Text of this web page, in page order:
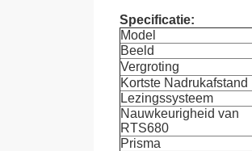
Specificatie:
Model
Beeld
Vergroting
Kortste Nadrukafstand
Lezingssysteem
Nauwkeurigheid van
RTS680
Prisma